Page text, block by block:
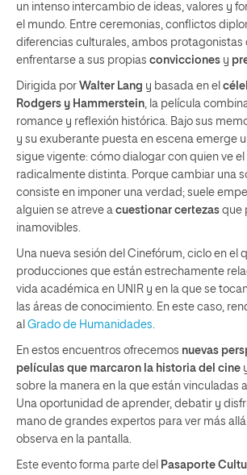
un intenso intercambio de ideas, valores y
el mundo. Entre ceremonias, conflictos
diferencias culturales, ambos protagonistas
enfrentarse a sus propias convicciones y
Dirigida por Walter Lang y basada en el
Rodgers y Hammerstein, la película
romance y reflexión histórica. Bajo sus
y su exuberante puesta en escena emerge
sigue vigente: cómo dialogar con quien ve
radicalmente distinta. Porque cambiar una
consiste en imponer una verdad; suele
alguien se atreve a cuestionar certezas que
inamovibles.
Una nueva sesión del Cinefórum, ciclo en el
producciones que están estrechamente
vida académica en UNIR y en la que se
las áreas de conocimiento. En este caso,
al Grado de Humanidades.
En estos encuentros ofrecemos nuevas
películas que marcaron la historia del cine
sobre la manera en la que están vinculadas
Una oportunidad de aprender, debatir y
mano de grandes expertos para ver más
observa en la pantalla.
Este evento forma parte del Pasaporte